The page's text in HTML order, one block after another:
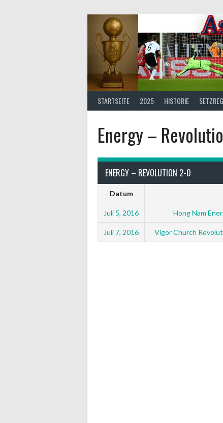
STARTSEITE 2025 HISTORIE
Energy –
ENERGY – REVOLUTION 2-0
Datum
Juli 5, 2016 Hong Nam
Juli 7, 2016 Vigor Church